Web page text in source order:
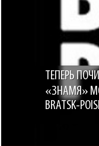
ТЕПЕРЬ
«ЗНАМЯ»
BRATSK-